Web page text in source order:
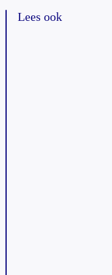
Lees ook